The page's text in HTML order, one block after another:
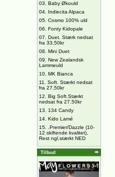
03. Baby Økould
04. Indiecita Alpaca
05. Cosmo 100% uld
06. Fonty Kidopale
07. Duet. Stærk nedsat
fra 33,50kr
08. Mini Duet
09. New Zealandsk
Lammeuld
10. MK Bianca
11. Soft. Stærkt nedsat
fra 27,50kr
12. Big Soft.Stærkt
nedsat fra 27.50kr
13. 134 Candy
14. Kido Lamé
15.
.Premier/Dazzle (10-
12 skiftende kvalitet),
Rest ngl.stærkt NED
Tilbud